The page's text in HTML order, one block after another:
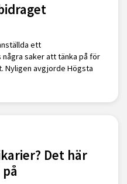
ett
saker att tänka på för
Nyligen avgjorde Högsta
Det här